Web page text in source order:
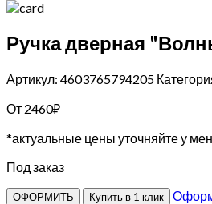
Ручка дверная
Артикул: 4603765794205
От 2460₽
*актуальные цены уточняйте у
Под заказ
ОФОРМИТЬ Купить в 1 клик